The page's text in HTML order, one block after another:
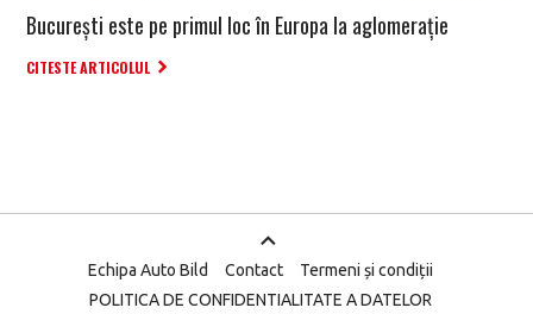
București este pe primul loc în Europa la aglomerație
CITESTE ARTICOLUL
Echipa Auto Bild Contact
Termeni și condiții
POLITICA DE CONFIDENTIALITATE A DATELOR